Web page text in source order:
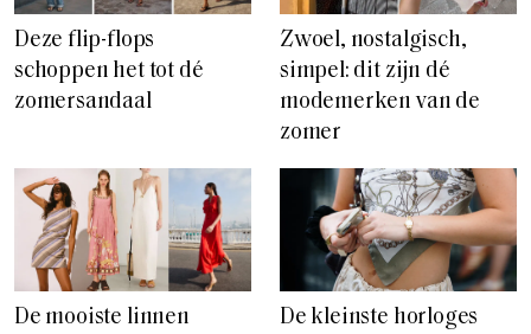
Deze flip-flops
schoppen het tot dé
zomersandaal
Zwoel, nostalgisch,
simpel: dit zijn dé
modemerken van de
zomer
De mooiste linnen
De kleinste horloges